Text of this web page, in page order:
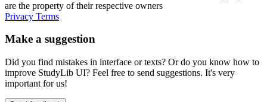
are the property of their respective owners
Privacy Terms
Make a suggestion
Did you find mistakes in interface or texts? Or do you know how to
improve StudyLib UI? Feel free to send suggestions. It's very
important for us!